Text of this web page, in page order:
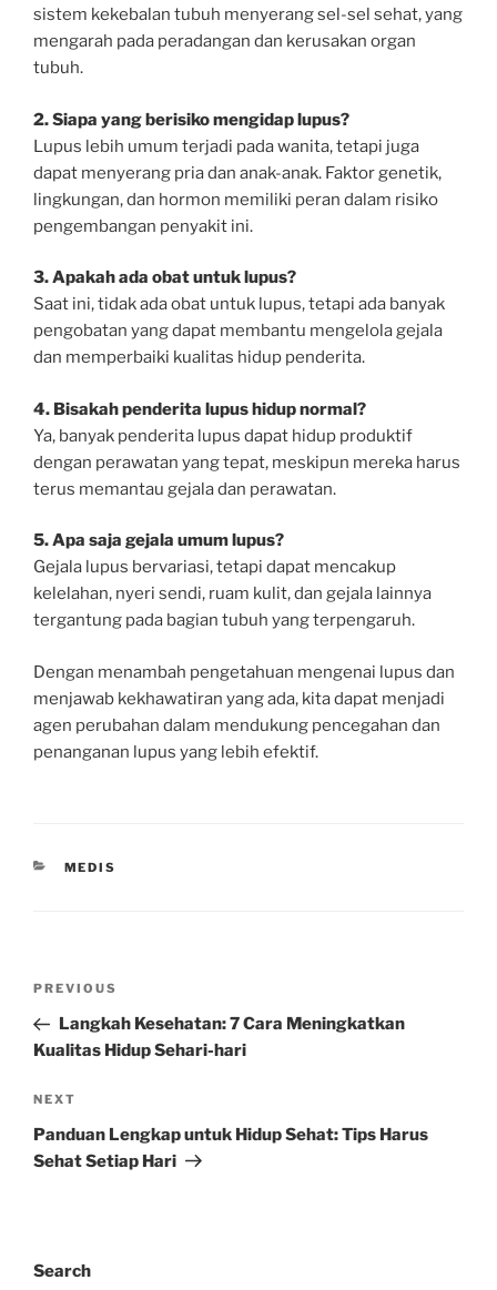
sistem kekebalan tubuh menyerang sel-sel sehat, yang
mengarah pada peradangan dan kerusakan organ
tubuh.
2. Siapa yang berisiko mengidap lupus?
Lupus lebih umum terjadi pada wanita, tetapi juga
dapat menyerang pria dan anak-anak. Faktor genetik,
lingkungan, dan hormon memiliki peran dalam risiko
pengembangan penyakit ini.
3. Apakah ada obat untuk lupus?
Saat ini, tidak ada obat untuk lupus, tetapi ada banyak
pengobatan yang dapat membantu mengelola gejala
dan memperbaiki kualitas hidup penderita.
4. Bisakah penderita lupus hidup normal?
Ya, banyak penderita lupus dapat hidup produktif
dengan perawatan yang tepat, meskipun mereka harus
terus memantau gejala dan perawatan.
5. Apa saja gejala umum lupus?
Gejala lupus bervariasi, tetapi dapat mencakup
kelelahan, nyeri sendi, ruam kulit, dan gejala lainnya
tergantung pada bagian tubuh yang terpengaruh.
Dengan menambah pengetahuan mengenai lupus dan
menjawab kekhawatiran yang ada, kita dapat menjadi
agen perubahan dalam mendukung pencegahan dan
penanganan lupus yang lebih efektif.
CATEGORIES
MEDIS
Previous
Post
PREVIOUS
Langkah Kesehatan: 7 Cara Meningkatkan
Kualitas Hidup Sehari-hari
Next
Post
NEXT
Panduan Lengkap untuk Hidup Sehat: Tips Harus
Sehat Setiap Hari
Search